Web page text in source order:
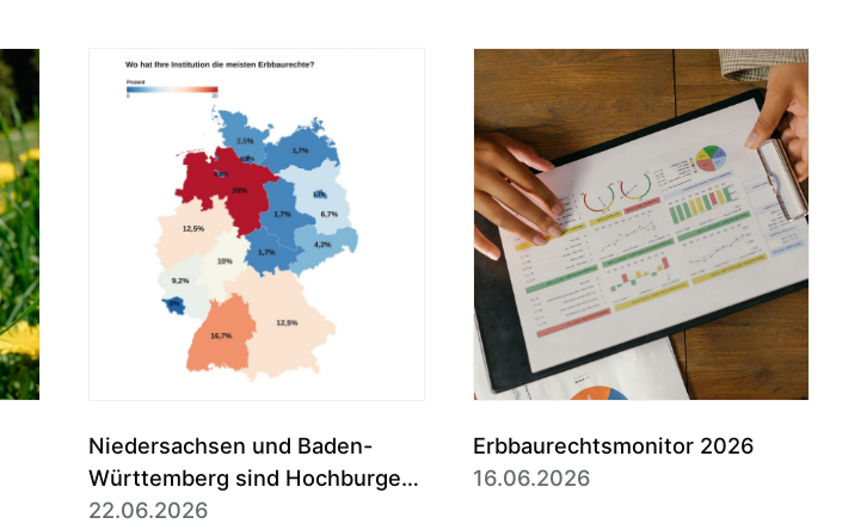
Niedersachsen und Baden-
Württemberg sind Hochburgen
des Erbbaurechts
22.06.2026
Erbbaurechtsmonitor 2026
16.06.2026